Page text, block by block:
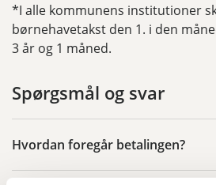
*I alle kommunens institutioner
børnehavetakst den 1. i den
3 år og 1 måned.
Spørgsmål og svar
Hvordan foregår betalingen?